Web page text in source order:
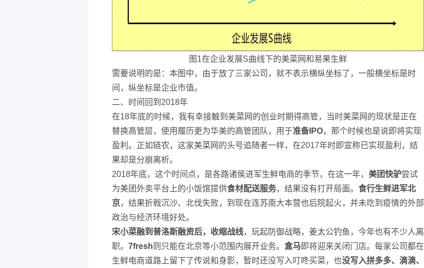
图1在企业发展S曲线下的美菜网和易果生鲜
需要说明的是：本图中，由于放了三家公司，就不表示横纵坐标了，一般横坐标是时
间，纵坐标是企业市值。
二、时间回到2018年
在18年底的时候，我有幸接触到美菜网的创业时期得高管，当时美菜网的现状是正在
替换高管层，使用履历更为华美的高管团队，用于准备IPO，那个时候也是说即将实现
盈利。正如链农，这家美菜网的头号追随者一样，在2017年时即宣称已实现盈利，结
果却是分崩离析。
2018年底，这个时间点，是各路诸侯进军生鲜电商的季节，在这一年， 美团快驴尝试
为美团外卖平台上的小饭馆提供食材配送服务，结果没有打开局面。 食行生鲜进军北
京，结果折戟沉沙、北伐失败，到现在连苏南大本营也后院起火，并未吃到疫情的外部
政治与经济环境好处。
宋小菜融到普洛斯融资后，收缩战线，玩起防御战略，姜太公钓鱼，今年也有不少人离
职。 7fresh则只能在北京等小范围内展开业务。 盒马即将迎来关闭门店。每家公司都在
生鲜电商道路上留下了传说和身影，暂时还没写入叮咚买菜，也没写入拼多多、滴滴、